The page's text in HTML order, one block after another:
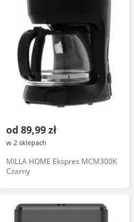
od 89,99 zł
w 2 sklepach
MILLA HOME Ekspres MCM300K
Czarny